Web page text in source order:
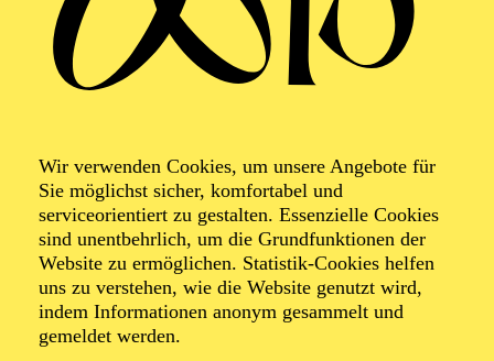
Wir verwenden Cookies, um unsere Angebote für
Sie möglichst sicher, komfortabel und
serviceorientiert zu gestalten. Essenzielle Cookies
sind unentbehrlich, um die Grundfunktionen der
Website zu ermöglichen. Statistik-Cookies helfen
uns zu verstehen, wie die Website genutzt wird,
indem Informationen anonym gesammelt und
gemeldet werden.
It's teatime - Die
Herr­schaften laden
zum Tee
Die Fritjof-Saga - Unser Robin Hood
auf hoher See